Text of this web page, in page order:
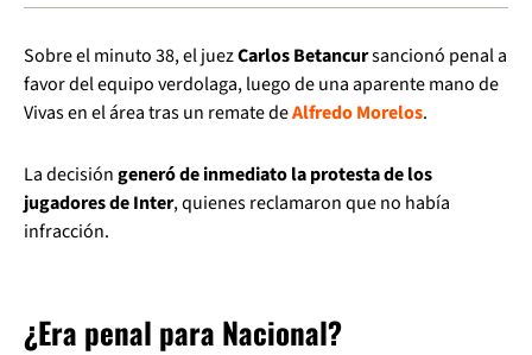
Sobre el minuto 38, el juezCarlos Betancursancionó penal a
favor del equipo verdolaga, luego de una aparente mano de
Vivas en el área tras un remate deAlfredo Morelos.
La decisióngeneró de inmediato la protesta de los
jugadores de Inter, quienes reclamaron que no había
infracción.
¿Era penal para Nacional?